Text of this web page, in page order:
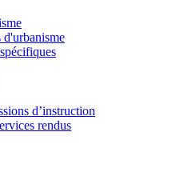
d'urbanisme
d’instruction
rendus